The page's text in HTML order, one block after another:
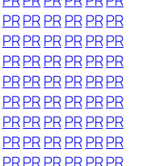
PRPRPRPR PRPR
PRPRPRPR PRPR
PRPRPRPR PRPR
PRPRPRPR PRPR
PRPRPRPR PRPR
PRPRPRPR PRPR
PRPRPRPR PRPR